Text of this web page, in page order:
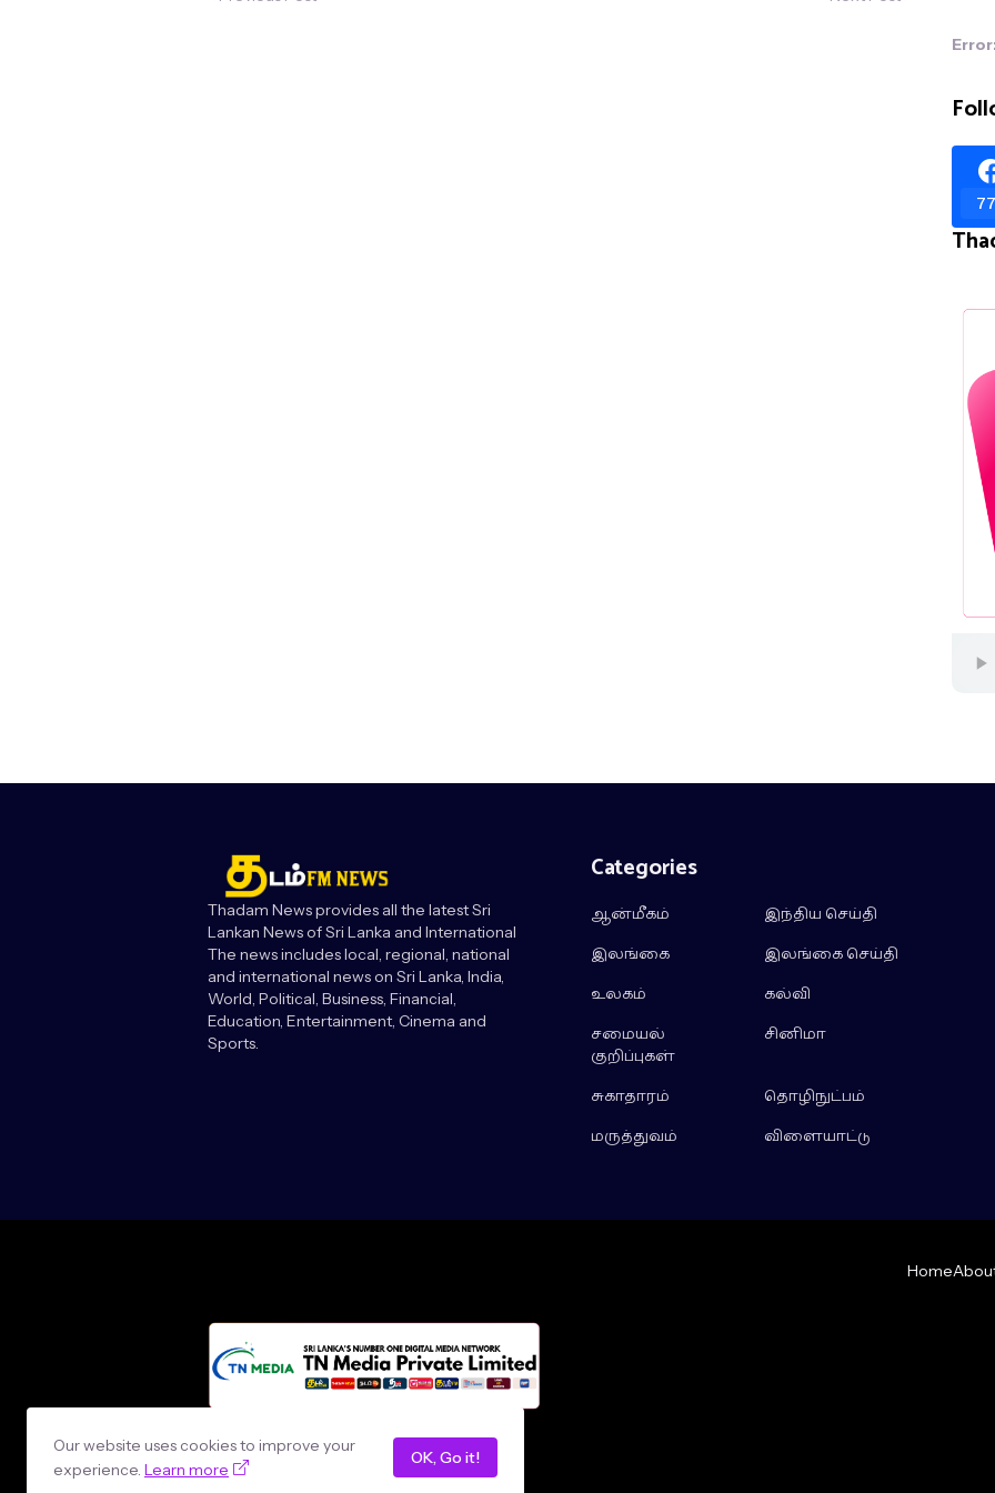
Thadam News provides all the latest Sri
Lankan News of Sri Lanka and International
The news includes local, regional, national
and international news on Sri Lanka, India,
World, Political, Business, Financial,
Education, Entertainment, Cinema and
Sports.
Categories
ஆன்மீகம்
இந்திய செய்தி
இலங்கை
இலங்கை செய்தி
உலகம்
கல்வி
சமையல்
குறிப்புகள்
சினிமா
சுகாதாரம்
தொழிநுட்பம்
மருத்துவம்
விளையாட்டு
Design by - loncey tech
Home
Our website uses cookies to improve your
experience. Learn more
OK, Go it!